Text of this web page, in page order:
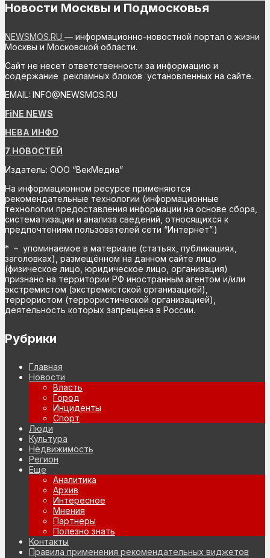
Новости Москвы и Подмосковья
NEWSMOS.RU — информационно-новостной портал о жизни
Москвы и Московской области.
Сайт не несет ответственности за информацию и
содержание рекламных блоков установленных на сайте.
EMAIL: INFO@NEWSMOS.RU
FiNE NEWS
НЕВА ИНФО
7 НОВОСТЕЙ
Издатель: ООО “ВекМедиа”
На информационном ресурсе применяются
рекомендательные технологии (информационные
технологии предоставления информации на основе сбора,
систематизации и анализа сведений, относящихся к
предпочтениям пользователей сети “Интернет”.)
* – упоминаемое в материале (статьях, публикациях,
заголовках), размещённом на данном сайте лицо
(физическое лицо, юридическое лицо, организация)
признано на территории РФ иностранным агентом и/или
экстремистом (экстремистской организацией),
террористом (террористической организацией),
деятельность которых запрещена в России.
Рубрики
Главная
Новости
Власть
Город
Инциденты
Спорт
Люди
Культура
Недвижимость
Регион
Еще
Аналитика
Архив
Интересное
Мнения
Партнеры
Полезно знать
Контакты
Правила применения рекомендательных виджетов